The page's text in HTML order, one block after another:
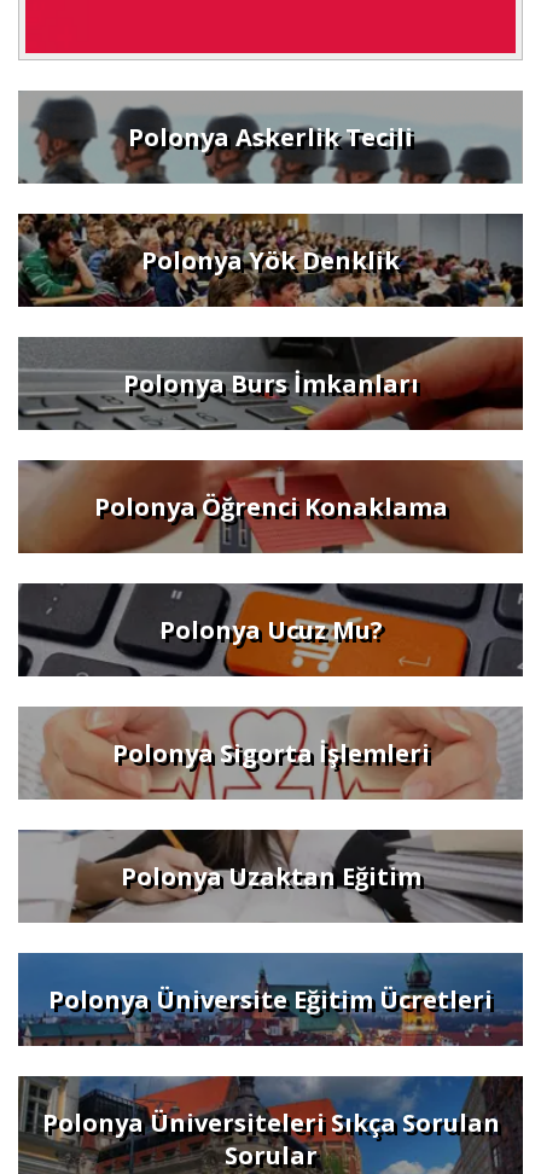
Polonya Askerlik Tecili
Polonya Yök Denklik
Polonya Burs İmkanları
Polonya Öğrenci Konaklama
Polonya Ucuz Mu?
Polonya Sigorta İşlemleri
Polonya Uzaktan Eğitim
Polonya Üniversite Eğitim Ücretleri
Polonya Üniversiteleri Sıkça Sorulan
Sorular